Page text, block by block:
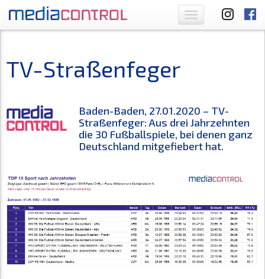
Toggle
navigation
TV-Straßenfeger
Baden-Baden, 27.01.2020 – TV-
Straßenfeger: Aus drei Jahrzehnten
die 30 Fußballspiele, bei denen ganz
Deutschland mitgefiebert hat.